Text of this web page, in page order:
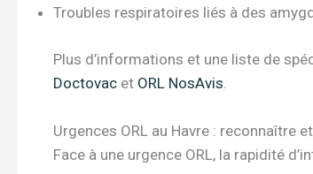
Troubles respiratoires liés à des
Plus d’informations et une liste de
Doctovac et ORL NosAvis
Urgences ORL au Havre : reconnaître
Face à une urgence ORL, la rapidité